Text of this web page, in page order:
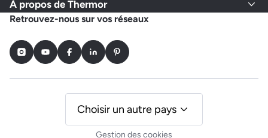
À propos de Thermor
Retrouvez-nous sur vos réseaux
InstagramYoutubeFacebookLinkedInPinterest
Gestion des cookies
Choisir un autre pays